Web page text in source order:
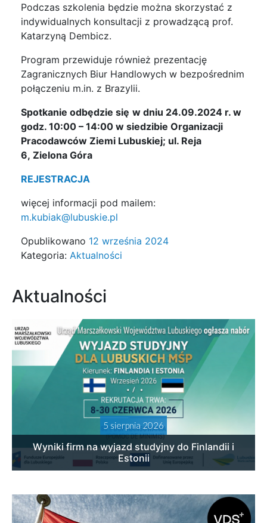
Podczas szkolenia będzie można skorzystać z
indywidualnych konsultacji z prowadzącą prof.
Katarzyną Dembicz.
Program przewiduje również prezentację
Zagranicznych Biur Handlowych w bezpośrednim
połączeniu m.in. z Brazylii.
Spotkanie odbędzie się w dniu 24.09.2024 r. w
godz. 10:00 – 14:00 w siedzibie Organizacji
Pracodawców Ziemi Lubuskiej; ul. Reja
6, Zielona Góra
REJESTRACJA
więcej informacji pod mailem:
m.kubiak@lubuskie.pl
Opublikowano 12 września 2024
Kategoria: Aktualności
Aktualności
5 sierpnia 2026
Wyniki firm na wyjazd studyjny do Finlandii i
Estonii